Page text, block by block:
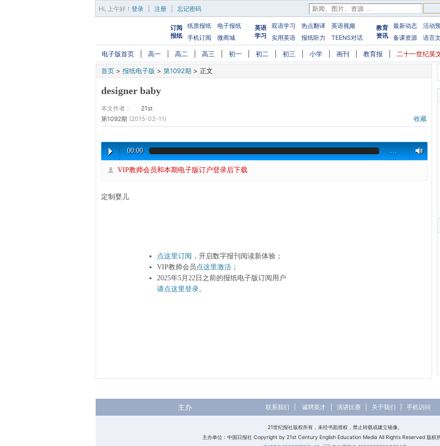
Hi, 上午好 ！ 登录 注册 忘记密码
订阅
报纸
纸质报纸
电子报纸
手机订阅
微商城
英语
学习
双语学习 热点翻译
英语视频
实用英语
报纸听力 TEENS对话
教育
资讯
最新动态
活动
备课资源
语言
电子版首页 高一 高二 高三 初一 初二 初三 小学 画刊 教育报 二十一世纪英
首页 > 报纸电子版 > 第1092期 > 正文
designer baby
本文作者：
21st
第1092期 (2015-02-11) 收藏
00:00 …
VIP教师会员和本期电子版订户登录后下载
定制婴儿
点这里订阅 ，开启数字报刊阅读新体验；
VIP教师会员点这里激活 ；
2025年5月22日之前的报纸电子版订阅用户
请点这里登录。
主办 联系我们 诚聘英才| 演讲比赛| 关于我们 手机访问
21世纪报社版权所有，未经书面授权，禁止转载或建立镜像。
主办单位：中国日报社 Copyright by 21st Century English Education Media All Rights Reserved 版权